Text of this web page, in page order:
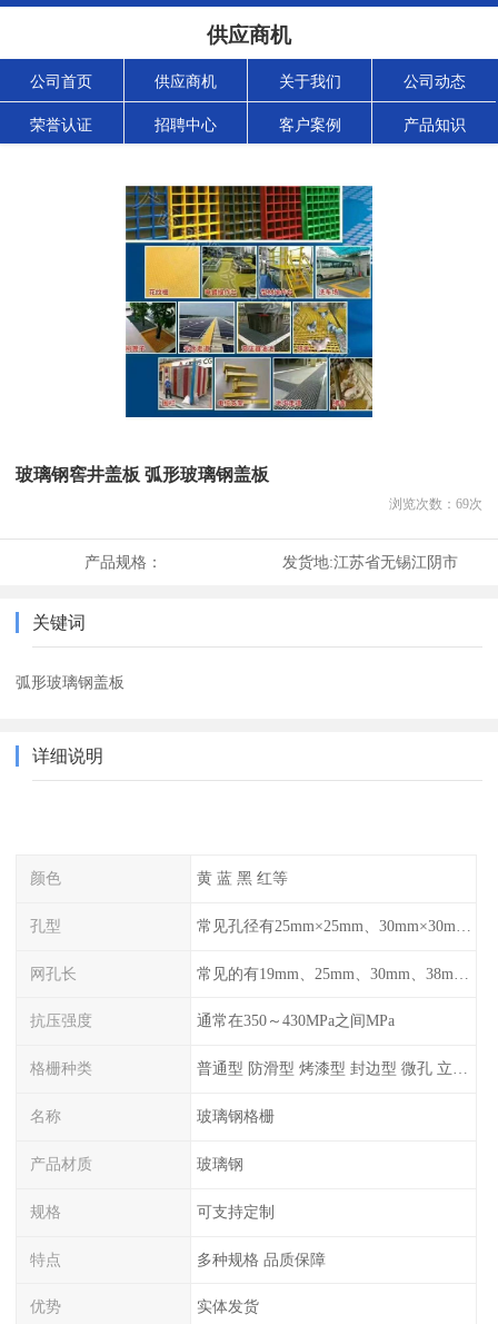
供应商机
公司首页 供应商机 关于我们 公司动态
荣誉认证 招聘中心 客户案例 产品知识
玻璃钢窖井盖板 弧形玻璃钢盖板
浏览次数： 69次
产品规格： 发货地:江苏省无锡江阴市
关键词
弧形玻璃钢盖板
详细说明
颜色 黄 蓝 黑 红等
孔型
网孔长
抗压强度 通常在350～430MPa之间MPa
格栅种类 普通型 防滑型 ‌烤漆型 封边型 ‌微孔 立体 加砂覆面型 平面型
名称 玻璃钢格栅
产品材质 玻璃钢
规格 可支持定制
特点 多种规格 品质保障
优势 实体发货